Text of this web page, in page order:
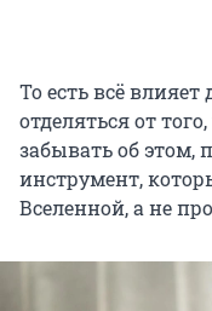
То есть всё влияет
отделяться от
забывать об этом,
инструмент,
Вселенной, а не